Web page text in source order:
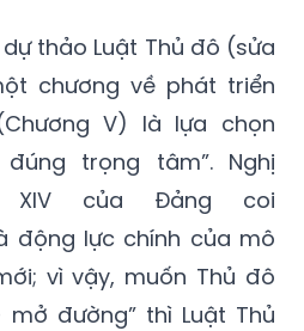
thảo Luật Thủ đô (sửa
chương về phát triển
(Chương V) là lựa chọn
trọng tâm”. Nghị
của Đảng coi
động lực chính của mô
vì vậy, muốn Thủ đô
đường” thì Luật Thủ